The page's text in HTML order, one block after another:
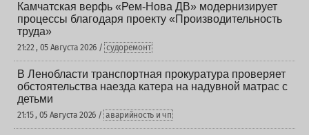
Камчатская верфь «Рем-Нова ДВ» модернизирует
процессы благодаря проекту «Производительность
труда»
21:22 , 05 Августа 2026 / судоремонт
В Ленобласти транспортная прокуратура проверяет
обстоятельства наезда катера на надувной матрас с
детьми
21:15 , 05 Августа 2026 / аварийность и чп